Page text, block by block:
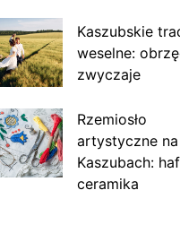
Kaszubskie
weselne:
zwyczaje
Rzemiosło
artystyczne na
Kaszubach:
ceramika